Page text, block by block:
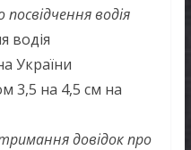
водія
водія
України
3,5 на 4,5 см на
довідок про